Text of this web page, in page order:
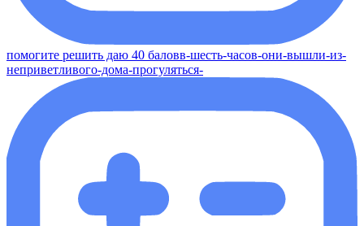
помогите решить даю 40 баловв-шесть-часов-они-вышли-из-
неприветливого-дома-прогуляться-